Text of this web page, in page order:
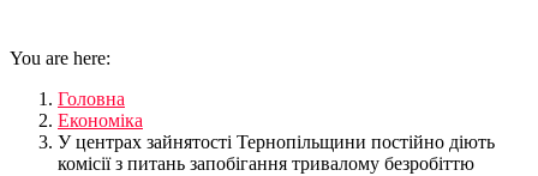
You are here:
Головна
Економіка
У центрах зайнятості Тернопільщини постійно діють
комісії з питань запобігання тривалому безробіттю